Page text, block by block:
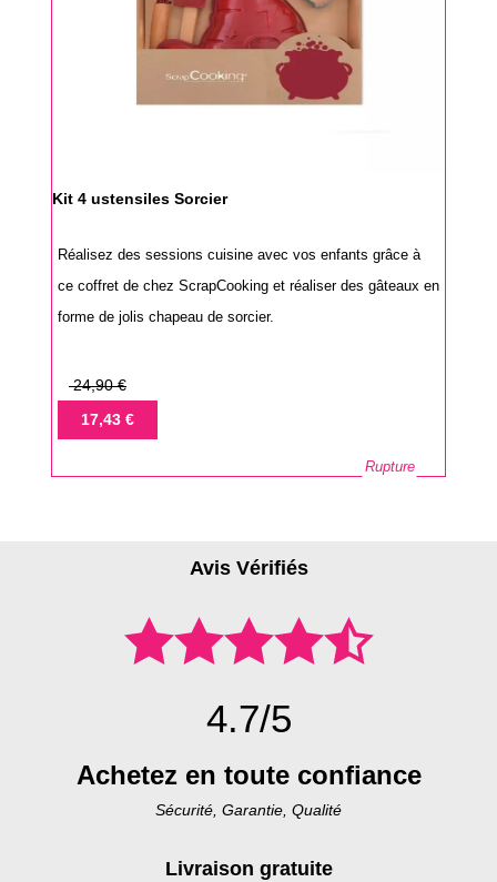
Kit 4 ustensiles Sorcier
Réalisez des sessions cuisine avec vos enfants grâce à
ce coffret de chez ScrapCooking et réaliser des gâteaux en
forme de jolis chapeau de sorcier.
Prix
base
24,90 €
Prix17,43 €
Rupture
Avis Vérifiés
4.7/5
Achetez en toute confiance
Sécurité, Garantie, Qualité
Livraison gratuite